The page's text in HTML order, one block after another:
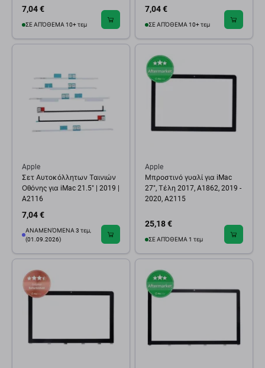
7,04 €
ΣΕ ΑΠΌΘΕΜΑ 10+ τεμ
7,04 €
ΣΕ ΑΠΌΘΕΜΑ 10+ τεμ
Apple
Σετ Αυτοκόλλητων Ταινιών
Οθόνης για iMac 21.5" | 2019 |
A2116
7,04 €
ΑΝΑΜΕΝΌΜΕΝΑ 3 τεμ,
(01.09.2026)
Apple
Μπροστινό γυαλί για iMac
27", Τέλη 2017, A1862, 2019 -
2020, A2115
25,18 €
ΣΕ ΑΠΌΘΕΜΑ 1 τεμ